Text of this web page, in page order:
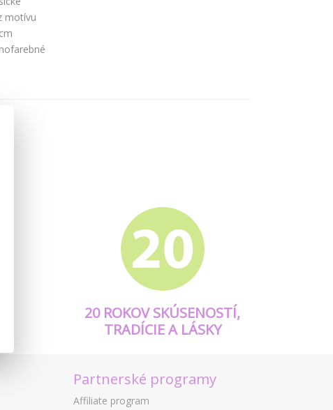
motívu
20 ROKOV SKÚSENOSTÍ,
TRADÍCIE A LÁSKY
Partnerské programy
Affiliate program